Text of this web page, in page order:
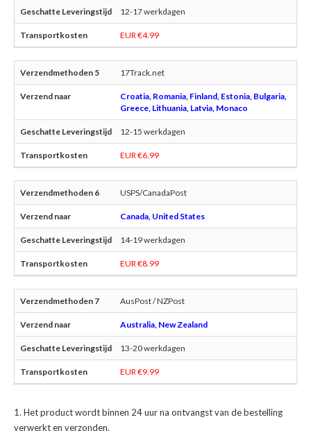
12-17 werkdagen
EUR €4.99
17Track.net
Croatia, Romania, Finland, Estonia, Bulgaria,
Greece, Lithuania, Latvia, Monaco
12-15 werkdagen
EUR €6.99
USPS/CanadaPost
Canada, United States
14-19 werkdagen
EUR €8.99
AusPost / NZPost
Australia, New Zealand
13-20 werkdagen
EUR €9.99
Het product wordt binnen 24 uur na ontvangst van de bestelling
verwerkt en verzonden.